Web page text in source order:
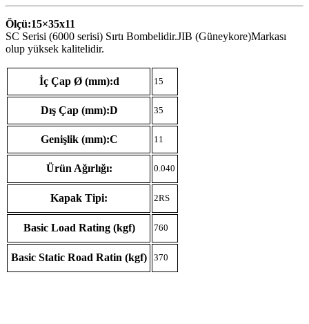
Ölçü:15×35x11
SC Serisi (6000 serisi) Sırtı Bombelidir.JIB (Güneykore)Markası
olup yüksek kalitelidir.
İç Çap Ø (mm):d 15
Dış Çap (mm):D 35
Genişlik (mm):C 11
Ürün Ağırlığı: 0.040
Kapak Tipi: 2RS
Basic Load Rating (kgf) 760
Basic Static Road Ratin (kgf) 370